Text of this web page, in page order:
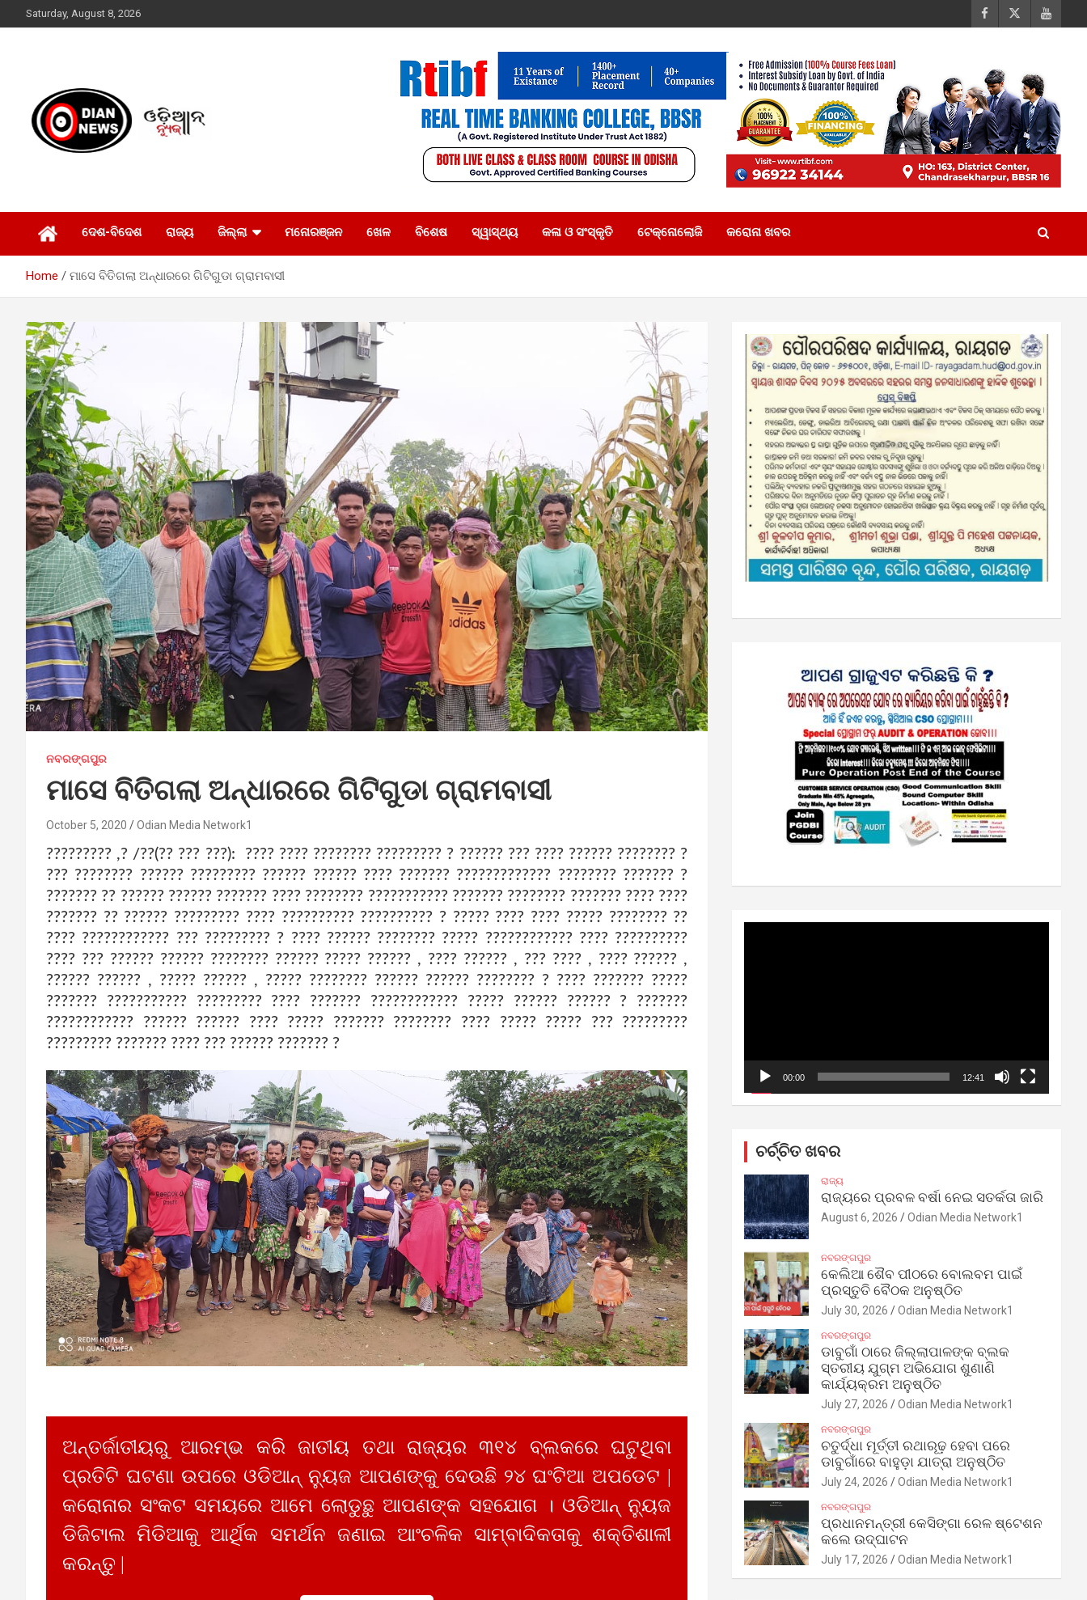
to
Saturday, August 8, 2026
ଦେଶ-ବିଦେଶ ରାଜ୍ୟ ଜିଲ୍ଲା ମନୋରଞ୍ଜନ ଖେଳ ବିଶେଷ ସ୍ୱାସ୍ଥ୍ୟ କଳା ଓ ସଂସ୍କୃତି ଟେକ୍ନୋଲୋଜି କରୋନା ଖବର
Home ମାସେ ବିତିଗଲା ଅନ୍ଧାରରେ ଗିଟିଗୁଡା ଗ୍ରାମବାସୀ
ନବରଙ୍ଗପୁର
ମାସେ ବିତିଗଲା ଅନ୍ଧାରରେ ଗିଟିଗୁଡା ଗ୍ରାମବାସୀ
October 5, 2020 Odian Media Network1
????????? ,? /??(?? ??? ???): ???? ???? ???????? ????????? ? ?????? ??? ???? ?????? ???????? ?
??? ???????? ?????? ????????? ?????? ?????? ???? ??????? ????????????? ???????? ??????? ?
??????? ?? ?????? ?????? ??????? ???? ???????? ??????????? ??????? ???????? ??????? ???? ????
??????? ?? ?????? ????????? ???? ?????????? ?????????? ? ????? ???? ???? ????? ???????? ??
???? ???????????? ??? ????????? ? ???? ?????? ???????? ????? ???????????? ???? ??????????
???? ??? ?????? ?????? ???????? ?????? ????? ?????? , ???? ?????? , ??? ???? , ???? ?????? ,
?????? ?????? , ????? ?????? , ????? ???????? ?????? ?????? ???????? ? ???? ??????? ?????
??????? ??????????? ????????? ???? ??????? ???????????? ????? ?????? ?????? ? ???????
???????????? ?????? ?????? ???? ????? ??????? ???????? ???? ????? ????? ??? ?????????
????????? ??????? ???? ??? ?????? ??????? ?
ଅନ୍ତର୍ଜାତୀୟରୁ ଆରମ୍ଭ କରି ଜାତୀୟ ତଥା ରାଜ୍ୟର ୩୧୪ ବ୍ଲକରେ ଘଟୁଥିବା
ପ୍ରତିଟି ଘଟଣା ଉପରେ ଓଡିଆନ୍ ନ୍ୟୁଜ ଆପଣଙ୍କୁ ଦେଉଛି ୨୪ ଘଂଟିଆ ଅପଡେଟ |
କରୋନାର ସଂକଟ ସମୟରେ ଆମେ ଲୋଡୁଛୁ ଆପଣଙ୍କ ସହଯୋଗ । ଓଡିଆନ୍ ନ୍ୟୁଜ
ଡିଜିଟାଲ ମିଡିଆକୁ ଆର୍ଥିକ ସମର୍ଥନ ଜଣାଇ ଆଂଚଳିକ ସାମ୍ବାଦିକତାକୁ ଶକ୍ତିଶାଳୀ
କରନ୍ତୁ |
00:00 12:41
ଚର୍ଚ୍ଚିତ ଖବର
ରାଜ୍ୟ
ରାଜ୍ୟରେ ପ୍ରବଳ ବର୍ଷା ନେଇ ସତର୍କତା ଜାରି
August 6, 2026 Odian Media Network1
ନବରଙ୍ଗପୁର
କେଲିଆ ଶୈବ ପୀଠରେ ବୋଲବମ ପାଇଁ
ପ୍ରସ୍ତୁତି ବୈଠକ ଅନୁଷ୍ଠିତ
July 30, 2026 Odian Media Network1
ନବରଙ୍ଗପୁର
ଡାବୁଗାଁ ଠାରେ ଜିଲ୍ଲାପାଳଙ୍କ ବ୍ଲକ
ସ୍ତରୀୟ ଯୁଗ୍ମ ଅଭିଯୋଗ ଶୁଣାଣି
କାର୍ଯ୍ୟକ୍ରମ ଅନୁଷ୍ଠିତ
July 27, 2026 Odian Media Network1
ନବରଙ୍ଗପୁର
ଚତୁର୍ଦ୍ଧା ମୂର୍ତ୍ତୀ ରଥାରୂଢ଼ ହେବା ପରେ
ଡାବୁଗାଁରେ ବାହୁଡ଼ା ଯାତ୍ରା ଅନୁଷ୍ଠିତ
July 24, 2026 Odian Media Network1
ନବରଙ୍ଗପୁର
ପ୍ରଧାନମନ୍ତ୍ରୀ କେସିଙ୍ଗା ରେଳ ଷ୍ଟେଶନ
କଲେ ଉଦ୍‌ଘାଟନ
July 17, 2026 Odian Media Network1